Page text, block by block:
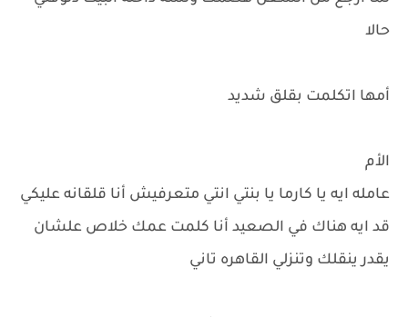
حالا
أمها اتكلمت بقلق شديد
الأم
عامله ايه يا كارما يا بنتي انتي متعرفيش أنا قلقانه عليكي
قد ايه هناك في الصعيد أنا كلمت عمك خلاص علشان
يقدر ينقلك وتنزلي القاهره تاني